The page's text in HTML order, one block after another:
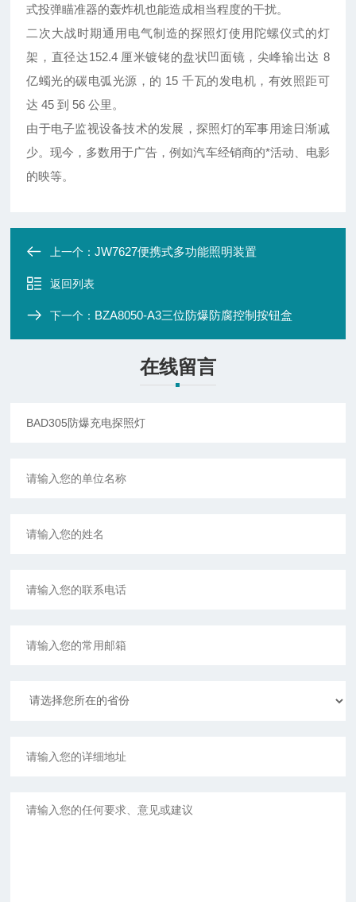
式投弹瞄准器的轰炸机也能造成相当程度的干扰。
二次大战时期通用电气制造的探照灯使用陀螺仪式的灯
架，直径达152.4 厘米镀铑的盘状凹面镜，尖峰输出达 8
亿蠋光的碳电弧光源，的 15 千瓦的发电机，有效照距可
达 45 到 56 公里。
由于电子监视设备技术的发展，探照灯的军事用途日渐减
少。现今，多数用于广告，例如汽车经销商的*活动、电影
的映等。
上一个：JW7627便携式多功能照明装置
返回列表
下一个： BZA8050-A3三位防爆防腐控制按钮盒
在线留言